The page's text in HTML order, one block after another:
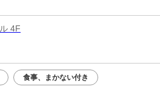
4F
食事、まかない付き